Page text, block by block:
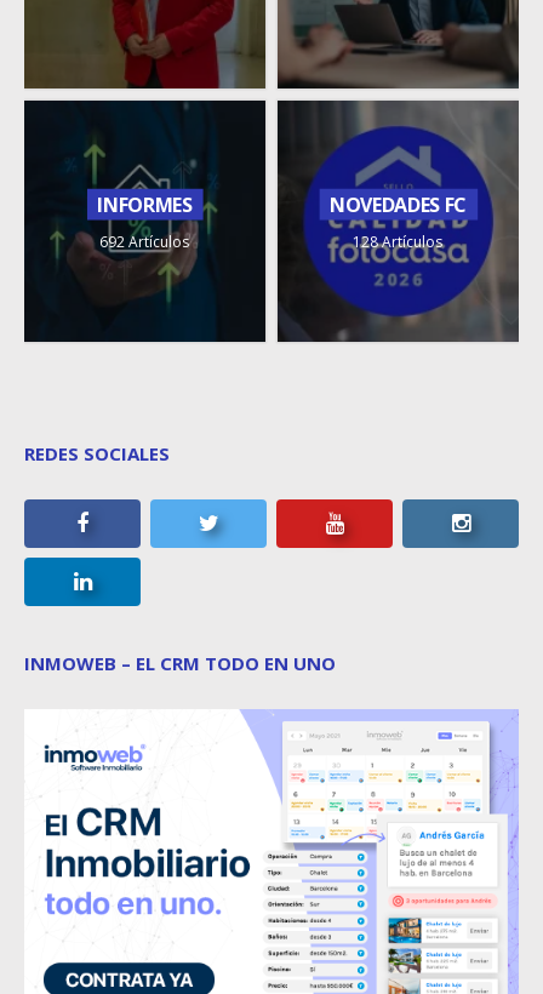
INFORMES
692 Artículos
NOVEDADES FC
128 Artículos
REDES SOCIALES
INMOWEB – EL CRM TODO EN UNO